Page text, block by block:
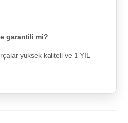
garantili mi?
yüksek kaliteli ve 1 YIL